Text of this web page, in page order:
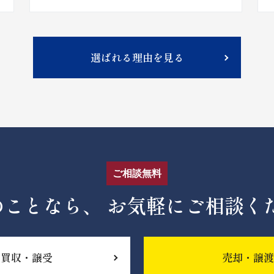
選ばれる理由を見る
ご相談無料
となら、 お気軽にご相談く
買収・譲受 売却・譲渡